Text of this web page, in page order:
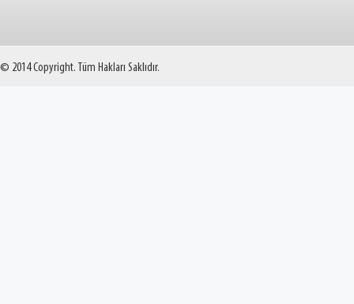
© 2014 Copyright. Tüm Hakları Saklıdır.